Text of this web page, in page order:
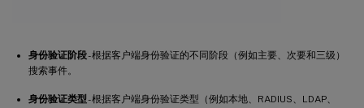
身份验证阶段- 根据客户端身份验证的不同阶段（例如主要、次要和三级）
搜索事件。
身份验证类型- 根据客户端身份验证类型（例如本地、RADIUS、LDAP、